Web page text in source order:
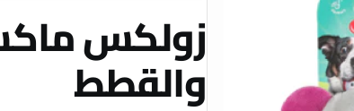
زولكس
والقطط